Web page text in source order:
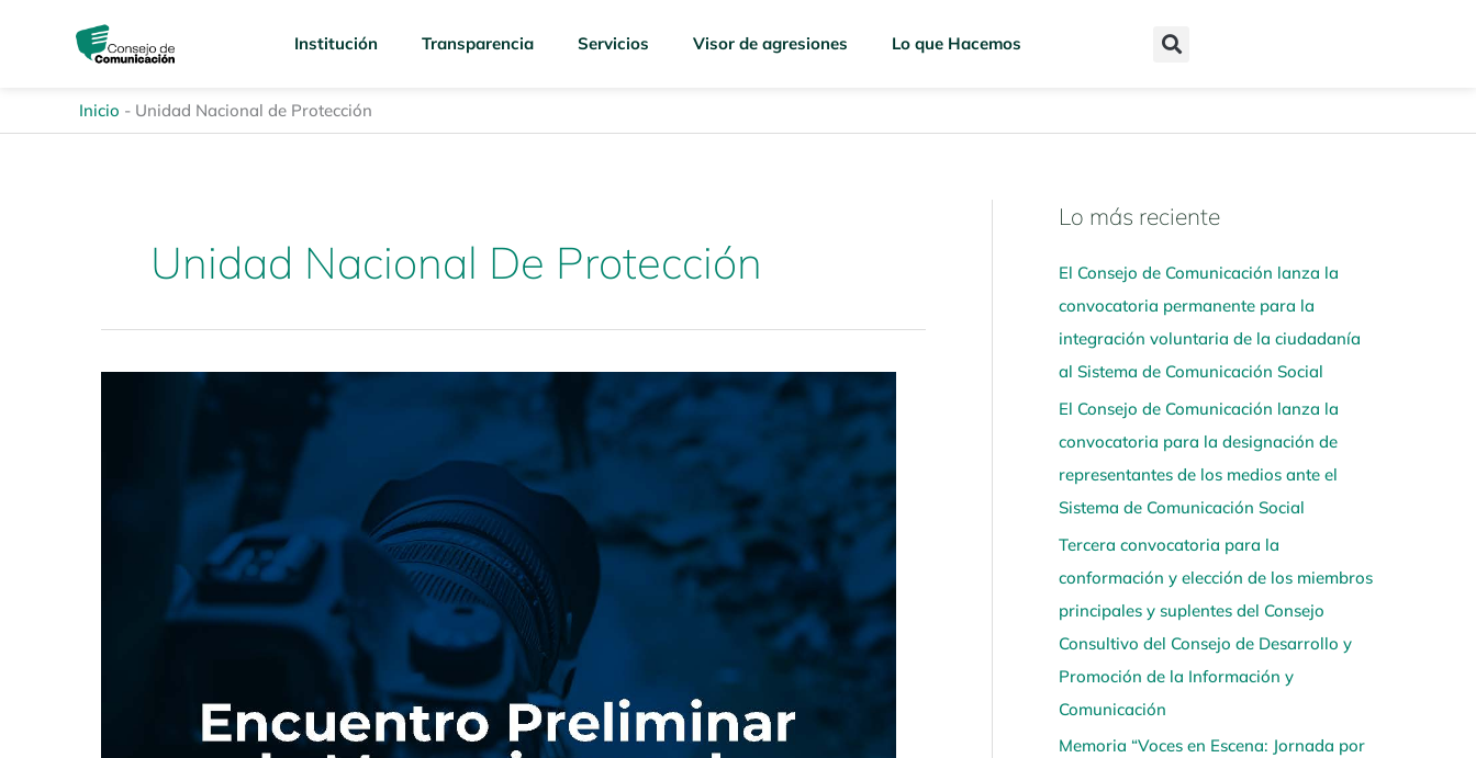
Institución Transparencia Servicios Visor de agresiones Lo que Hacemos
Inicio - Unidad Nacional de Protección
Unidad Nacional De Protección
Protección
Lo más reciente
El Consejo de Comunicación lanza la
convocatoria permanente para la
integración voluntaria de la ciudadanía
al Sistema de Comunicación Social
El Consejo de Comunicación lanza la
convocatoria para la designación de
representantes de los medios ante el
Sistema de Comunicación Social
Tercera convocatoria para la
conformación y elección de los miembros
principales y suplentes del Consejo
Consultivo del Consejo de Desarrollo y
Promoción de la Información y
Comunicación
Memoria “Voces en Escena: Jornada por
N
v
e
g
a
a
q
u
í